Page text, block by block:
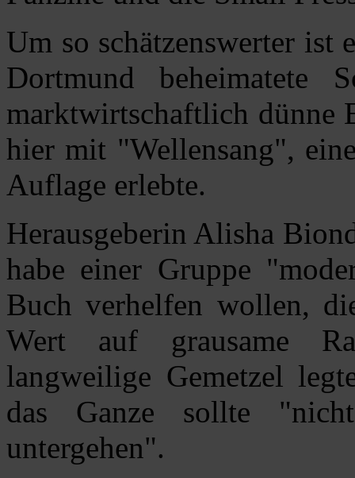
Um so schätzenswerter ist
Dortmund beheimatete
marktwirtschaftlich dünne
hier mit "Wellensang",
Auflage erlebte.
Herausgeberin Alisha
habe einer Gruppe
Buch verhelfen wollen,
Wert auf grausame
langweilige Gemetzel
das Ganze sollte
untergehen".